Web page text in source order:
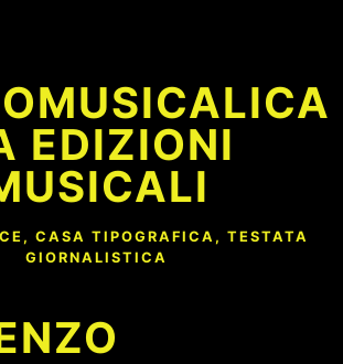
EDIZIONI
CASA TIPOGRAFICA, TESTATA
GIORNALISTICA